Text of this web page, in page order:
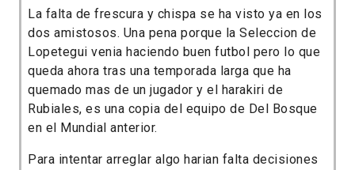
La falta de frescura y chispa se ha visto ya en los
dos amistosos. Una pena porque la Seleccion de
Lopetegui venia haciendo buen futbol pero lo que
queda ahora tras una temporada larga que ha
quemado mas de un jugador y el harakiri de
Rubiales, es una copia del equipo de Del Bosque
en el Mundial anterior.
Para intentar arreglar algo harian falta decisiones